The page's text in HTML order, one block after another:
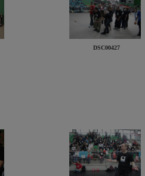
DSC00427